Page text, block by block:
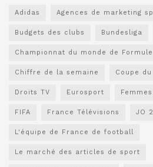
Adidas Agences de marketing
Budgets des clubs Bundesliga
Championnat du monde de Formule
Chiffre de la semaine Coupe
Droits TV Eurosport
FIFA France Télévisions JO
L'équipe de France de football
Le marché des articles de sport